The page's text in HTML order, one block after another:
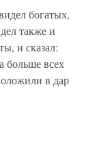
богатых,
также и
и сказал:
больше всех
в дар